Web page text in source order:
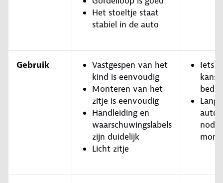
Het stoeltje staat
stabiel in de auto
Gebruik
Vastgespen van het
kind is eenvoudig
Monteren van het
zitje is eenvoudig
Handleiding en
waarschuwingslabels
zijn duidelijk
Licht zitje
Iets
kans
Lange